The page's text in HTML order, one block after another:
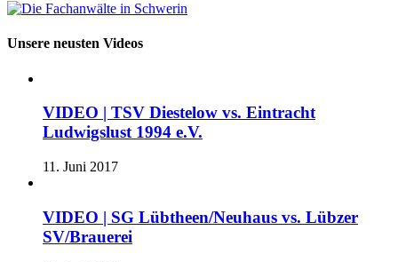
Unsere neusten Videos
VIDEO | TSV Diestelow vs. Eintracht
Ludwigslust 1994 e.V.
11. Juni 2017
VIDEO | SG Lübtheen/Neuhaus vs. Lübzer
SV/Brauerei